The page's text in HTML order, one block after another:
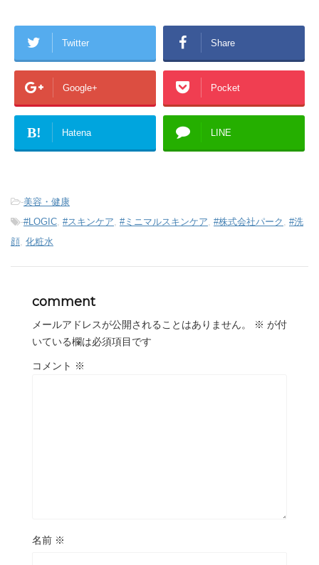
Twitter Share
Google+ Pocket
B! Hatena LINE
-美容・健康
-#LOGIC, #スキンケア, #ミニマルスキンケア, #株式会社パーク , #洗
顔, 化粧水
comment
メールアドレスが公開されることはありません。 ※ が付
いている欄は必須項目です
コメント ※
名前 ※